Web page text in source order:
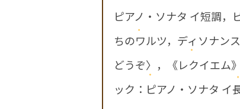
ピアノ・ソナタ イ短調，
ちのワルツ，ディソナン
どうぞ〉，《レクイエム
ック：ピアノ・ソナタ イ